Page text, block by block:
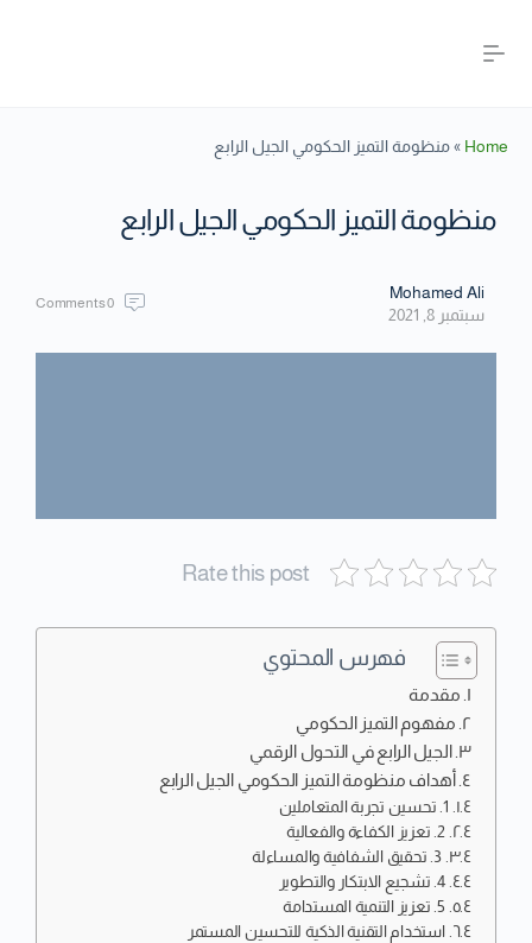
Home
»منظومة التميز الحكومي الجيل الرابع
منظومة التميز الحكومي الجيل الرابع
Mohamed Ali
سبتمبر 8, 2021
0
Comments
Rate this post
فهرس المحتوي
مقدمة
مفهوم التميز الحكومي
الجيل الرابع في التحول الرقمي
أهداف منظومة التميز الحكومي الجيل الرابع
1. تحسين تجربة المتعاملين
2. تعزيز الكفاءة والفعالية
3. تحقيق الشفافية والمساءلة
4. تشجيع الابتكار والتطوير
5. تعزيز التنمية المستدامة
استخدام التقنية الذكية للتحسين المستمر